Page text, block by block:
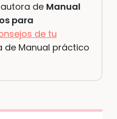
de Manual
para
de tu
de Manual práctico